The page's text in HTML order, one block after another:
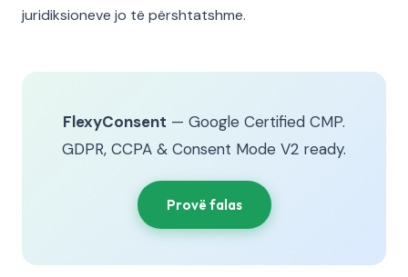
juridiksioneve jo të përshtatshme.
FlexyConsent — Google Certified CMP.
GDPR, CCPA & Consent Mode V2 ready.
Provë falas